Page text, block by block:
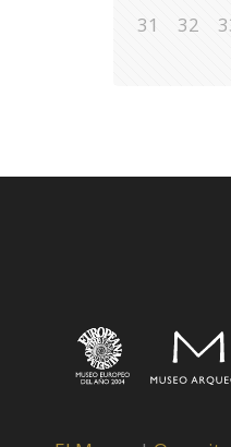
31
32